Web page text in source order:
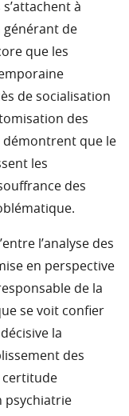
à
générant de
que les
de socialisation
des
démontrent que le
les
des
l’analyse des
en perspective
de la
se voit confier
la
des
certitude
psychiatrie